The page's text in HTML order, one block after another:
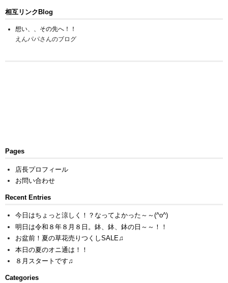
相互リンクBlog
想い、、その先へ！！
えんパパさんのブログ
Pages
店長プロフィール
お問い合わせ
Recent Entries
今日はちょっと涼しく！？なってよかった～～(^o^)
明日は令和８年８月８日。鉢、鉢、鉢の日～～！！
お盆前！夏の草花売りつくしSALE♫
本日の夏のオニ通は！！
８月スタートです♫
Categories